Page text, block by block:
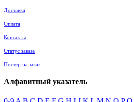
Доставка
Оплата
Контакты
Статус заказа
Постер на заказ
Алфавитный указатель